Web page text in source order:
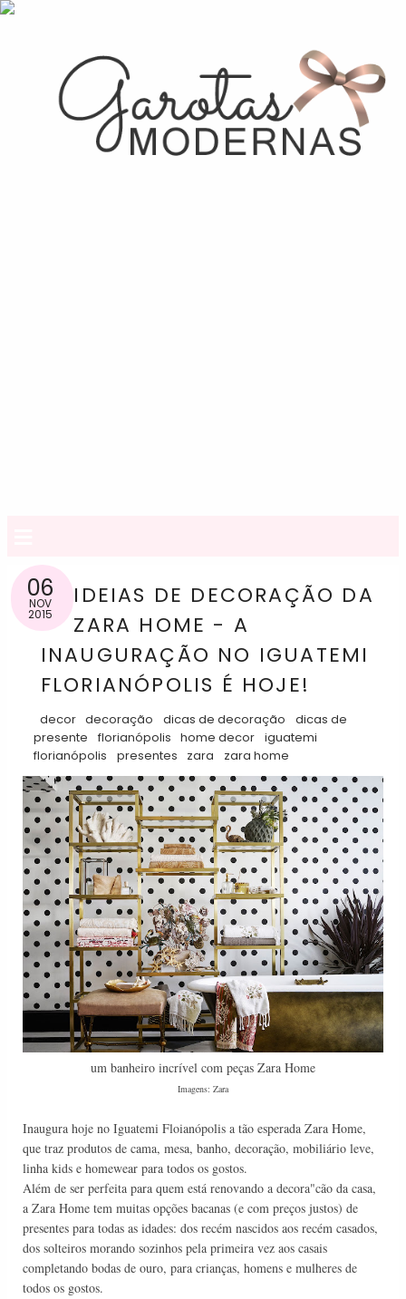
06
NOV
2015
IDEIAS DE DECORAÇÃO DA
ZARA HOME - A
INAUGURAÇÃO NO IGUATEMI
FLORIANÓPOLIS É HOJE!
decor decoração dicas de decoração
dicas de
presente
florianópolis home decor iguatemi
florianópolis
presentes zara zara home
um banheiro incrível com peças Zara Home
Imagens: Zara
Inaugura hoje no Iguatemi Floianópolis a tão esperada Zara Home,
que traz produtos de cama, mesa, banho, decoração, mobiliário leve,
linha kids e homewear para todos os gostos.
Além de ser perfeita para quem está renovando a decora"cão da casa,
a Zara Home tem muitas opções bacanas (e com preços justos) de
presentes para todas as idades: dos recém nascidos aos recém casados,
dos solteiros morando sozinhos pela primeira vez aos casais
completando bodas de ouro, para crianças, homens e mulheres de
todos os gostos.